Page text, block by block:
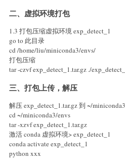
二、虚拟环境打包
1.3 打包压缩虚拟环境 exp_detect_1
go to 此目录
cd /home/liu/miniconda3/envs/
打包压缩
tar -czvf exp_detect_1.tar.gz ./
三、打包上传，解压
解压 exp_detect_1.tar.gz 到 ~/
cd ~/miniconda3/envs
tar -xzvf exp_detect_1.tar.gz
激活 conda 虚拟环境> exp_detect_1
conda activate exp_detect_1
python xxx